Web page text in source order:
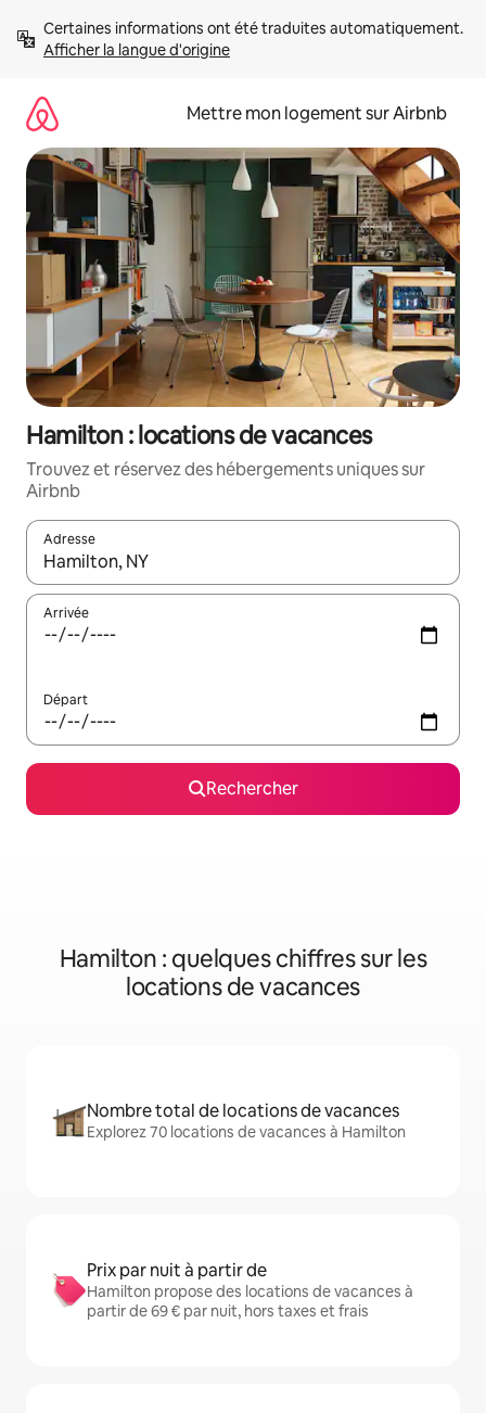
directement
Afficher la langue d'origine
Mettre mon logement sur Airbnb
Hamilton : locations de vacances
Trouvez et réservez des hébergements uniques sur
Airbnb
Adresse
Lorsque les résultats s'affichent, utilisez les flèches vers le
Arrivée
Départ
Rechercher
Hamilton : quelques chiffres sur les
locations de vacances
Nombre total de locations de vacances
Explorez 70 locations de vacances à Hamilton
Prix par nuit à partir de
Hamilton propose des locations de vacances à
partir de 69 € par nuit, hors taxes et frais